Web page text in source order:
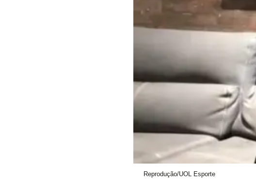
Reprodução/UOL Esporte